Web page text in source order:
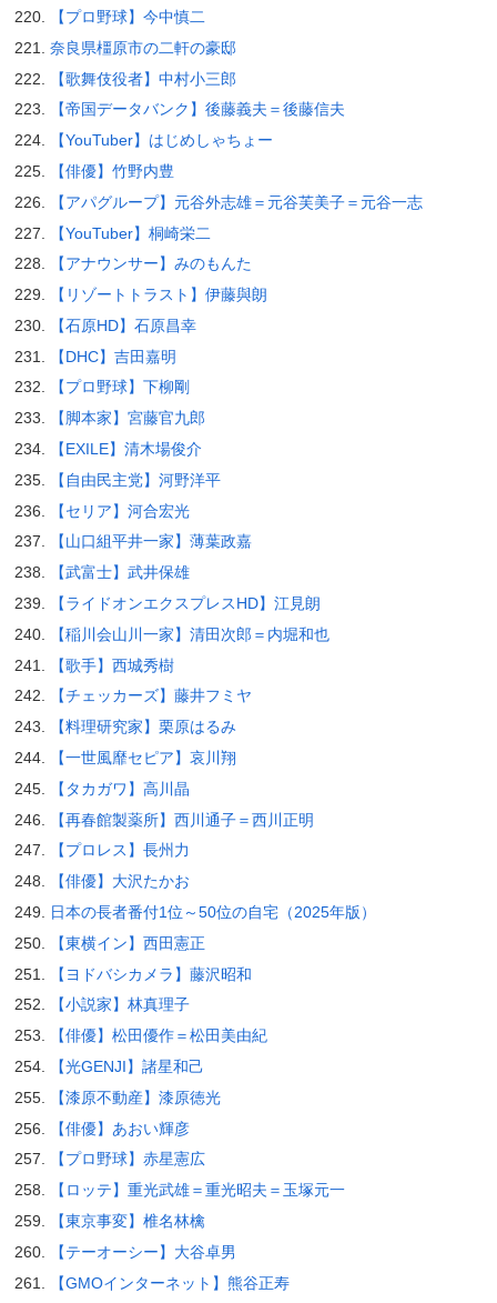
【プロ野球】今中慎二
奈良県橿原市の二軒の豪邸
【歌舞伎役者】中村小三郎
【帝国データバンク】後藤義夫＝後藤信夫
【YouTuber】はじめしゃちょー
【俳優】竹野内豊
【アパグループ】元谷外志雄＝元谷芙美子＝元谷一志
【YouTuber】桐崎栄二
【アナウンサー】みのもんた
【リゾートトラスト】伊藤與朗
【石原HD】石原昌幸
【DHC】吉田嘉明
【プロ野球】下柳剛
【脚本家】宮藤官九郎
【EXILE】清木場俊介
【自由民主党】河野洋平
【セリア】河合宏光
【山口組平井一家】薄葉政嘉
【武富士】武井保雄
【ライドオンエクスプレスHD】江見朗
【稲川会山川一家】清田次郎＝内堀和也
【歌手】西城秀樹
【チェッカーズ】藤井フミヤ
【料理研究家】栗原はるみ
【一世風靡セピア】哀川翔
【タカガワ】高川晶
【再春館製薬所】西川通子＝西川正明
【プロレス】長州力
【俳優】大沢たかお
日本の長者番付1位～50位の自宅（2025年版）
【東横イン】西田憲正
【ヨドバシカメラ】藤沢昭和
【小説家】林真理子
【俳優】松田優作＝松田美由紀
【光GENJI】諸星和己
【漆原不動産】漆原徳光
【俳優】あおい輝彦
【プロ野球】赤星憲広
【ロッテ】重光武雄＝重光昭夫＝玉塚元一
【東京事変】椎名林檎
【テーオーシー】大谷卓男
【GMOインターネット】熊谷正寿